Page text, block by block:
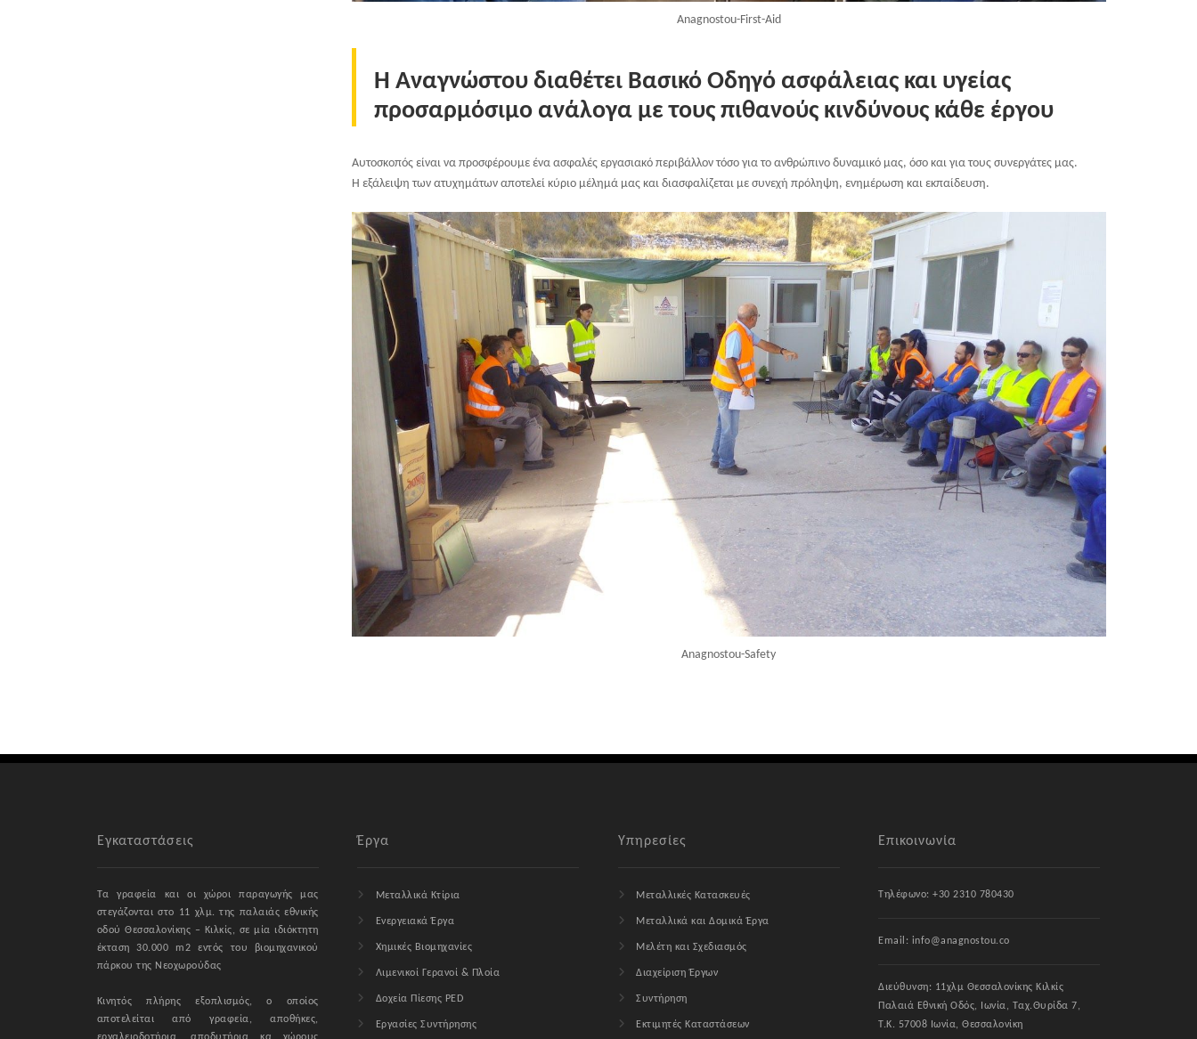
Anagnostou-First-Aid
H Αναγνώστου διαθέτει Βασικό Οδηγό ασφάλειας και υγείας
προσαρμόσιμο ανάλογα με τους πιθανούς κινδύνους κάθε έργου
Αυτοσκοπός είναι να προσφέρουμε ένα ασφαλές εργασιακό περιβάλλον τόσο για το ανθρώπινο δυναμικό μας, όσο και για τους συνεργάτες μας.
Η εξάλειψη των ατυχημάτων αποτελεί κύριο μέλημά μας και διασφαλίζεται με συνεχή πρόληψη, ενημέρωση και εκπαίδευση.
Anagnostou-Safety
Εγκαταστάσεις
Τα γραφεία και οι χώροι παραγωγής μας
στεγάζονται στο 11 χλμ. της παλαιάς εθνικής
οδού Θεσσαλονίκης – Κιλκίς, σε μία ιδιόκτητη
έκταση 30.000 m2 εντός του βιομηχανικού
πάρκου της Νεοχωρούδας
Κινητός πλήρης εξοπλισμός, ο οποίος
αποτελείται από γραφεία, αποθήκες,
Έργα
Μεταλλικά Κτίρια
Ενεργειακά Έργα
Χημικές Βιομηχανίες
Λιμενικοί Γερανοί & Πλοία
Δοχεία Πίεσης PED
Εργασίες Συντήρησης
Υπηρεσίες
Μεταλλικές Κατασκευές
Μεταλλικά και Δομικά Έργα
Μελέτη και Σχεδιασμός
Διαχείριση Έργων
Συντήρηση
Εκτιμητές Καταστάσεων
Επικοινωνία
Τηλέφωνο: +30 2310 780430
Email: info@anagnostou.co
Διεύθυνση: 11χλμ Θεσσαλονίκης Κιλκίς
Παλαιά Εθνική Οδός, Ιωνία, Ταχ.Θυρίδα 7,
Τ.Κ. 57008 Ιωνία, Θεσσαλονίκη